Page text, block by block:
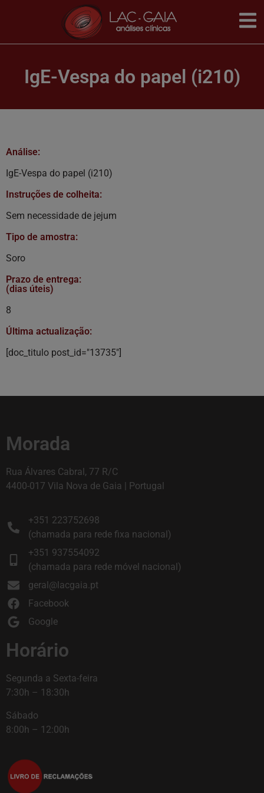
IgE-Vespa do papel (i210)
Análise:
IgE-Vespa do papel (i210)
Instruções de colheita:
Sem necessidade de jejum
Tipo de amostra:
Soro
Prazo de entrega:
(dias úteis)
8
Última actualização:
[doc_titulo post_id="13735"]
Morada
Rua Álvares Cabral, 77 R/C
4400-017 Vila Nova de Gaia | Portugal
+351 223752698
(chamada para rede fixa nacional)
+351 937554092
(chamada para rede móvel nacional)
geral@lacgaia.pt
Facebook
Google
Horário
Segunda a Sexta-feira
7:30h – 18:30h
Sábado
8:00h – 12:00h